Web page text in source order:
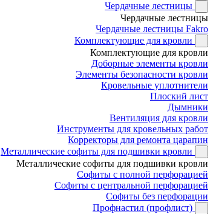
Чердачные лестницы
Чердачные лестницы
Чердачные лестницы Fakro
Комплектующие для кровли
Комплектующие для кровли
Доборные элементы кровли
Элементы безопасности кровли
Кровельные уплотнители
Плоский лист
Дымники
Вентиляция для кровли
Инструменты для кровельных работ
Корректоры для ремонта царапин
Металлические софиты для подшивки кровли
Металлические софиты для подшивки кровли
Софиты с полной перфорацией
Софиты с центральной перфорацией
Софиты без перфорации
Профнастил (профлист)